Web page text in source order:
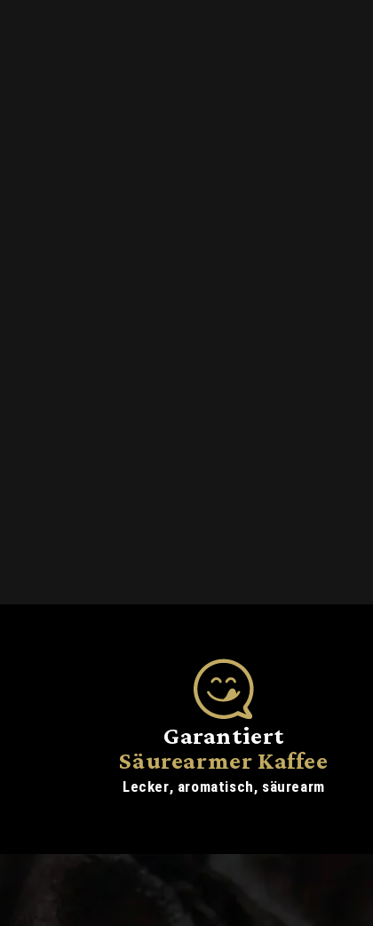
Garantiert
Säurearmer Kaffee
Lecker, aromatisch, säurearm